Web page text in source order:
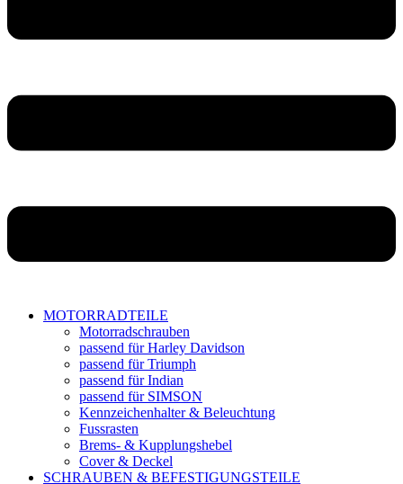
MOTORRADTEILE
Motorradschrauben
passend für Harley Davidson
passend für Triumph
passend für Indian
passend für SIMSON
Kennzeichenhalter & Beleuchtung
Fussrasten
Brems- & Kupplungshebel
Cover & Deckel
SCHRAUBEN & BEFESTIGUNGSTEILE